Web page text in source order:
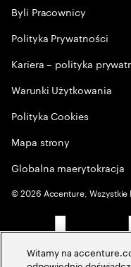
Byli Pracownicy
Polityka Prywatności
Kariera – polityka
Warunki Użytkowania
Polityka Cookies
Mapa strony
Globalna maerytokracja
©2026 Accenture,
Witamy na